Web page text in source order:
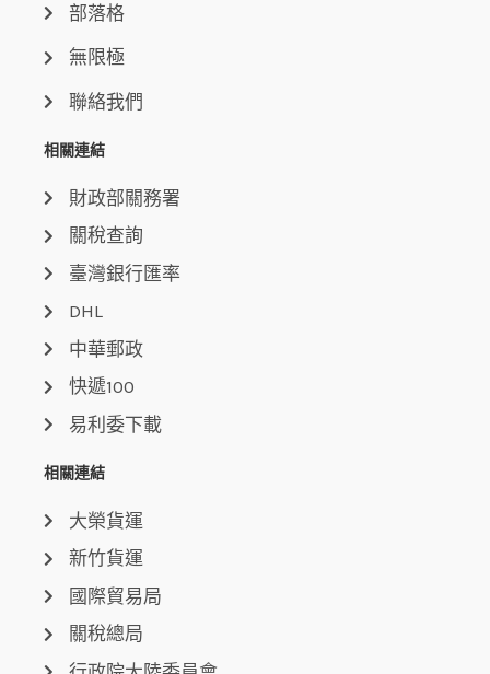
部落格
無限極
聯絡我們
相關連結
財政部關務署
關稅查詢
臺灣銀行匯率
DHL
中華郵政
快遞100
易利委下載
相關連結
大榮貨運
新竹貨運
國際貿易局
關稅總局